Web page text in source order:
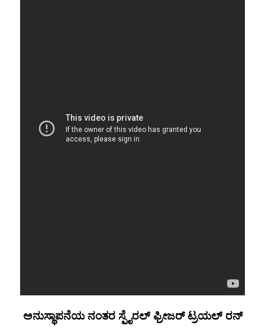
ಅನುಸ್ಥಾಪನೆಯ ನಂತರ ಸ್ಪೈರಲ್ ಫ್ರೀಜರ್ ಟ್ರಯಲ್ ರನ್